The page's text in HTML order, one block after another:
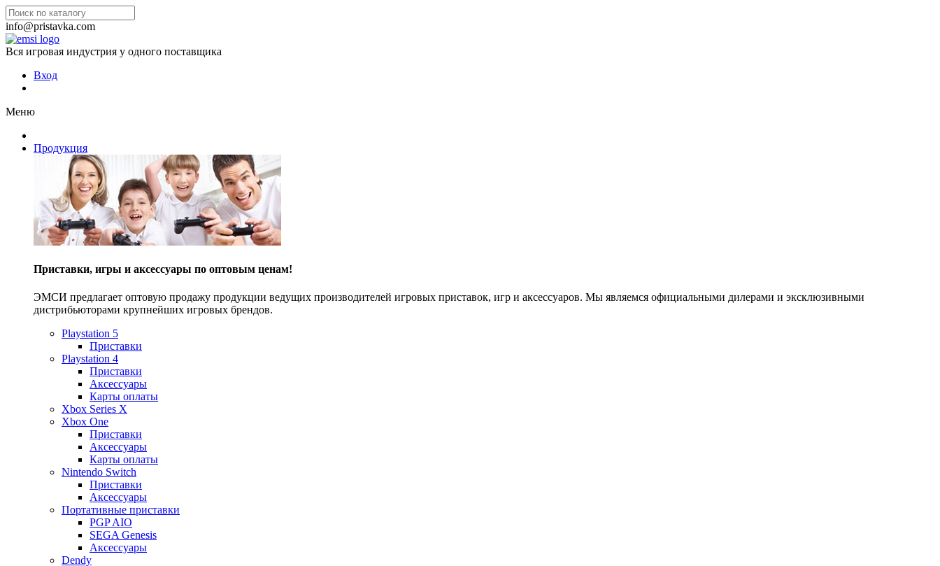
info@pristavka.com
Вся игровая индустрия у одного поставщика
Вход
Меню
Продукция
Приставки, игры и аксессуары по оптовым ценам!
ЭМСИ предлагает оптовую продажу продукции ведущих производителей игровых приставок, игр и аксессуаров. Мы являемся официальными дилерами и эксклюзивными
дистрибьюторами крупнейших игровых брендов.
Playstation 5
Приставки
Playstation 4
Приставки
Аксессуары
Карты оплаты
Xbox Series X
Xbox One
Приставки
Аксессуары
Карты оплаты
Nintendo Switch
Приставки
Аксессуары
Портативные приставки
PGP AIO
SEGA Genesis
Аксессуары
Dendy